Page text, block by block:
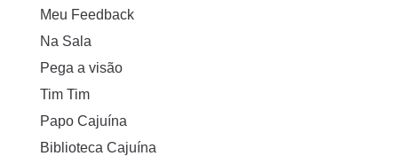
Meu Feedback
Na Sala
Pega a visão
Tim Tim
Papo Cajuína
Biblioteca Cajuína